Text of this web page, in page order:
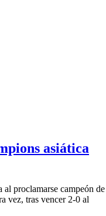
asiática
proclamarse campeón de
vez, tras vencer 2-0 al